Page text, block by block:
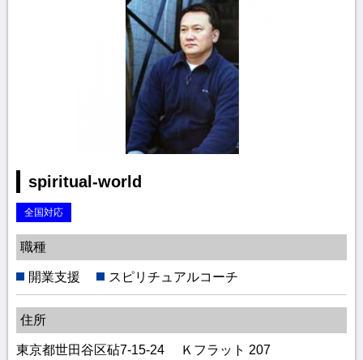
spiritual-world
全国対応
職種
開業支援 スピリチュアルコーチ
住所
東京都世田谷区砧7-15-24 Ｋフラット 207